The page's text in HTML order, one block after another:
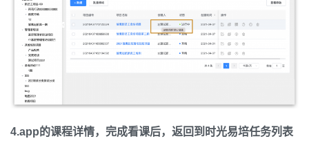
4.app的课程详情，完成看课后，返回到时光易培任务列表